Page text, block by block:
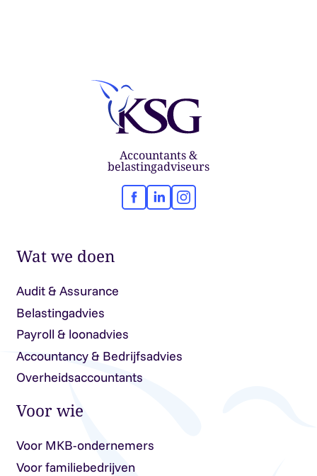
Accountants &
belastingadviseurs
Facebook
LinkedInInstagram
Wat we doen
Audit & Assurance
Belastingadvies
Payroll & loonadvies
Accountancy & Bedrijfsadvies
Overheidsaccountants
Voor wie
Voor MKB-ondernemers
Voor familiebedrijven